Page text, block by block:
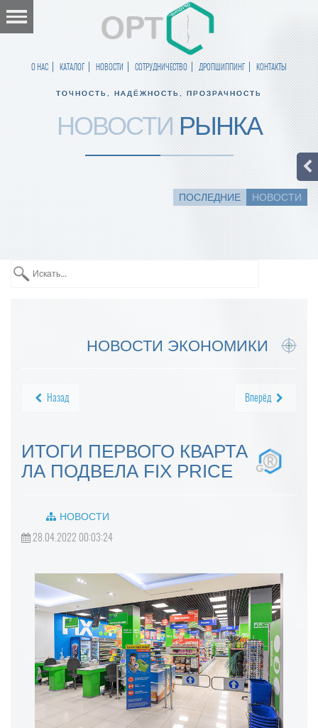
О НАС КАТАЛОГ НОВОСТИ СОТРУДНИЧЕСТВО ДРОПШИППИНГ КОНТАКТЫ
ТОЧНОСТЬ, НАДЁЖНОСТЬ, ПРОЗРАЧНОСТЬ
НОВОСТИ РЫНКА
ПОСЛЕДНИЕ НОВОСТИ
НОВОСТИ ЭКОНОМИКИ
Назад Вперёд
ИТОГИ ПЕРВОГО КВАРТА
ЛА ПОДВЕЛА FIX PRICE
НОВОСТИ
28.04.2022 00:03:24